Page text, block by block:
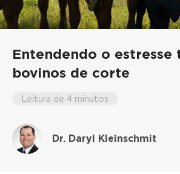
Entendendo o estresse
bovinos de corte
Leitura de 4 minutos
Dr. Daryl Kleinschmit